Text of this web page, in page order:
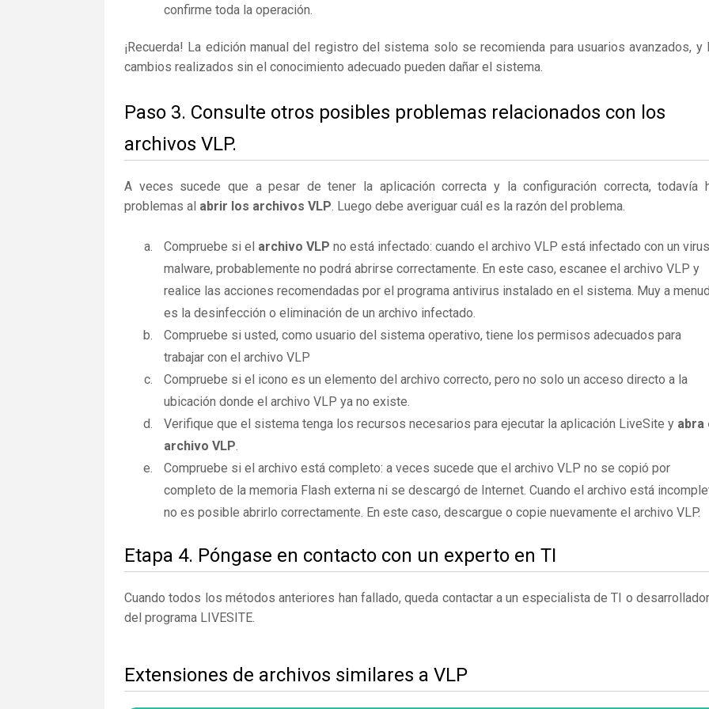
confirme toda la operación.
¡Recuerda! La edición manual del registro del sistema solo se recomienda para usuarios avanzados, y
cambios realizados sin el conocimiento adecuado pueden dañar el sistema.
Paso 3. Consulte otros posibles problemas relacionados con los
archivos VLP.
A veces sucede que a pesar de tener la aplicación correcta y la configuración correcta, todavía
problemas al abrir los archivos VLP. Luego debe averiguar cuál es la razón del problema.
Compruebe si el archivo VLP no está infectado: cuando el archivo VLP está infectado con un
malware, probablemente no podrá abrirse correctamente. En este caso, escanee el archivo VLP y
realice las acciones recomendadas por el programa antivirus instalado en el sistema. Muy a
es la desinfección o eliminación de un archivo infectado.
Compruebe si usted, como usuario del sistema operativo, tiene los permisos adecuados para
trabajar con el archivo VLP
Compruebe si el icono es un elemento del archivo correcto, pero no solo un acceso directo a la
ubicación donde el archivo VLP ya no existe.
Verifique que el sistema tenga los recursos necesarios para ejecutar la aplicación LiveSite y abra
archivo VLP.
Compruebe si el archivo está completo: a veces sucede que el archivo VLP no se copió por
completo de la memoria Flash externa ni se descargó de Internet. Cuando el archivo está
no es posible abrirlo correctamente. En este caso, descargue o copie nuevamente el archivo VLP.
Etapa 4. Póngase en contacto con un experto en TI
Cuando todos los métodos anteriores han fallado, queda contactar a un especialista de TI o
del programa LIVESITE.
Extensiones de archivos similares a VLP